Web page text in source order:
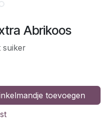
Abrikoos
suiker
toevoegen